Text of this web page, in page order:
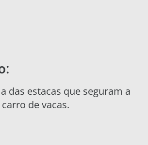
das estacas que seguram a
de vacas.